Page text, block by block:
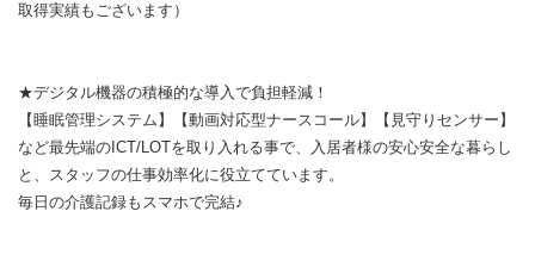
取得実績もございます）
★デジタル機器の積極的な導入で負担軽減！
【睡眠管理システム】【動画対応型ナースコール】【見守りセンサー】
など最先端のICT/LOTを取り入れる事で、入居者様の安心安全な暮らし
と、スタッフの仕事効率化に役立てています。
毎日の介護記録もスマホで完結♪